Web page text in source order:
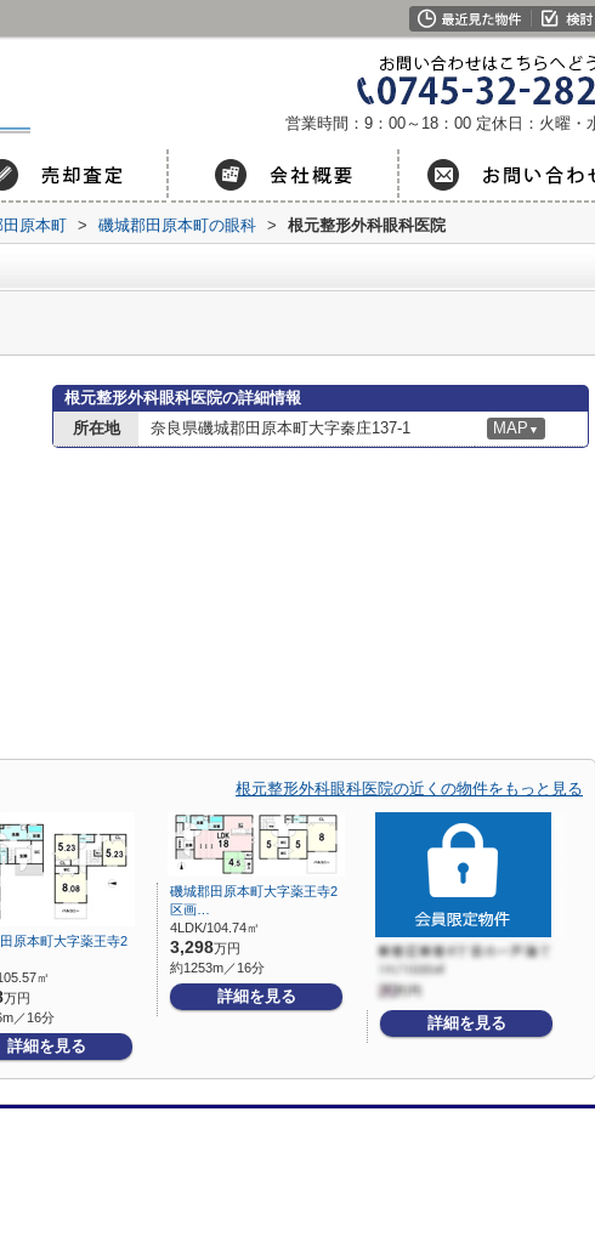
営業時間：9：00～18：00 定休日：火曜・
田原本町 > 磯城郡田原本町の眼科 > 根元整形外科眼科医院
根元整形外科眼科医院の詳細情報
所在地
奈良県磯城郡田原本町大字秦庄137-1 MAP ▼
根元整形外科眼科医院の近くの物件をもっと見る
原本町大字薬王寺2
㎡
万円
／16分
詳細を見る
磯城郡田原本町大字薬王寺2
区画…
4LDK/104.74㎡
3,298万円
約1253m／16分
詳細を見る
詳細を見る